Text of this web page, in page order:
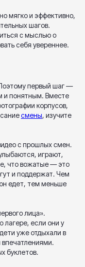
мягко и эффективно,
шагов.
с мыслью о
себя увереннее.
первый шаг —
и понятным. Вместе
корпусов,
смены, изучите
с прошлых смен.
играют,
что вожатые — это
и поддержат. Чем
едет, тем меньше
лица».
лагере, если они у
уже отдыхали в
буклетов.